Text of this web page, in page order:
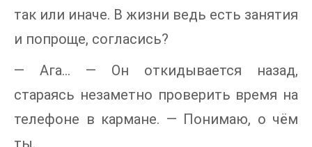
так или иначе. В жизни ведь есть занятия
и попроще, согласись?
— Ага… — Он откидывается назад,
стараясь незаметно проверить время на
телефоне в кармане. — Понимаю, о чём
ты.